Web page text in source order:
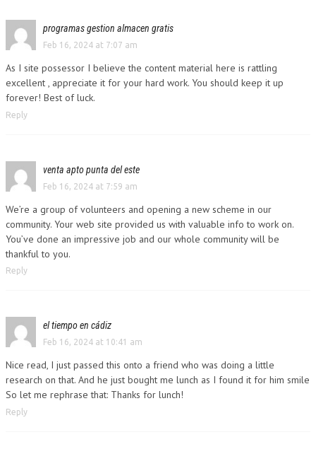
programas gestion almacen gratis
Feb 16, 2024 at 7:07 am
As I site possessor I believe the content material here is rattling
excellent , appreciate it for your hard work. You should keep it up
forever! Best of luck.
Reply
venta apto punta del este
Feb 16, 2024 at 7:59 am
We’re a group of volunteers and opening a new scheme in our
community. Your web site provided us with valuable info to work on.
You’ve done an impressive job and our whole community will be
thankful to you.
Reply
el tiempo en cádiz
Feb 16, 2024 at 10:41 am
Nice read, I just passed this onto a friend who was doing a little
research on that. And he just bought me lunch as I found it for him smile
So let me rephrase that: Thanks for lunch!
Reply